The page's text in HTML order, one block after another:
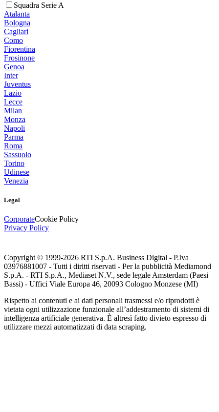
Squadra Serie A
Atalanta
Bologna
Cagliari
Como
Fiorentina
Frosinone
Genoa
Inter
Juventus
Lazio
Lecce
Milan
Monza
Napoli
Parma
Roma
Sassuolo
Torino
Udinese
Venezia
Legal
CorporateCookie Policy
Privacy Policy
Copyright © 1999-2026 RTI S.p.A. Business Digital - P.Iva
03976881007 - Tutti i diritti riservati - Per la pubblicità Mediamond
S.p.A. - RTI S.p.A., Mediaset N.V., sede legale Amsterdam (Paesi
Bassi) - Uffici Viale Europa 46, 20093 Cologno Monzese (MI)
Rispetto ai contenuti e ai dati personali trasmessi e/o riprodotti è
vietata ogni utilizzazione funzionale all’addestramento di sistemi di
intelligenza artificiale generativa. È altresì fatto divieto espresso di
utilizzare mezzi automatizzati di data scraping.